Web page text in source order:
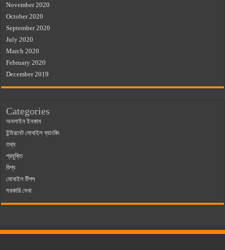
November 2020
October 2020
September 2020
July 2020
March 2020
February 2020
December 2019
Categories
অনলাইন ইনকাম
ইন্টারনেট মোবাইল ব্যাংকিং
তথ্য
প্রযুক্তি
বিশ্ব
মোবাইল টিপস
সরকারি সেবা